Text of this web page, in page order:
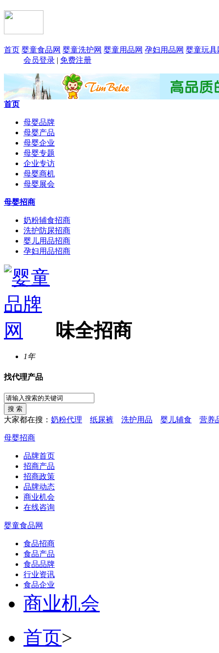
首页 婴童食品网 婴童洗护网 婴童用品网 孕妇用品网 婴童玩具
会员登录 | 免费注册
首页
母婴品牌
母婴产品
母婴企业
母婴专题
企业专访
母婴商机
母婴展会
母婴招商
奶粉辅食招商
洗护防尿招商
婴儿用品招商
孕妇用品招商
味全招商
1年
找代理产品
大家都在搜： 奶粉代理 纸尿裤 洗护用品 婴儿辅食 营养
母婴招商
品牌首页
招商产品
招商政策
品牌动态
商业机会
在线咨询
婴童食品网
食品招商
食品产品
食品品牌
行业资讯
食品企业
商业机会
首页>